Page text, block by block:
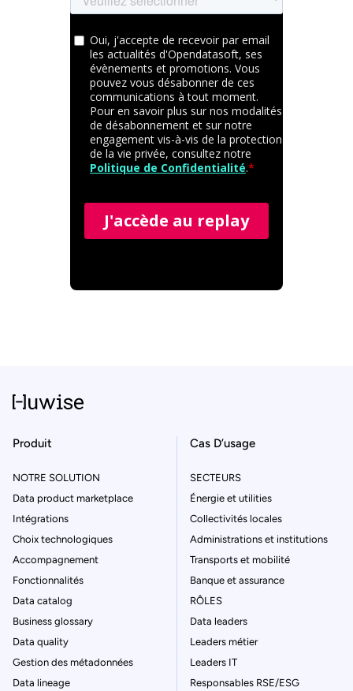
Produit
NOTRE SOLUTION
Data product marketplace
Intégrations
Choix technologiques
Accompagnement
Fonctionnalités
Data catalog
Business glossary
Data quality
Gestion des métadonnées
Data lineage
Cas D’usage
SECTEURS
Énergie et utilities
Collectivités locales
Administrations et institutions
Transports et mobilité
Banque et assurance
RÔLES
Data leaders
Leaders métier
Leaders IT
Responsables RSE/ESG